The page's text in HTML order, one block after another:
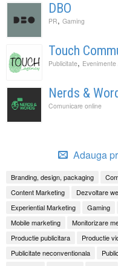
DBO
PR, Gaming
Touch
Publicitate, Evenimente
Nerds &
Comunicare online
Adauga
Branding, design, packaging
Content Marketing
Dezvoltare
Experiential Marketing
Gaming
Mobile marketing
Monitorizare
Productie publicitara
Productie
Publicitate neconventionala